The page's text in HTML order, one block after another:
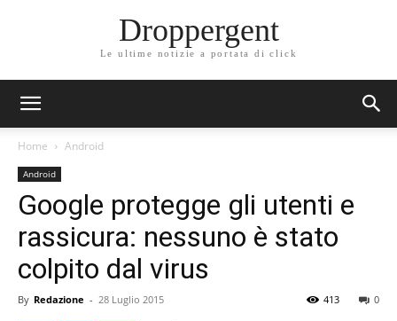
Droppergent
Le ultime notizie a portata di click
Home Android
Android
Google protegge gli utenti e
rassicura: nessuno è stato
colpito dal virus
By Redazione - 28 Luglio 2015 0
413